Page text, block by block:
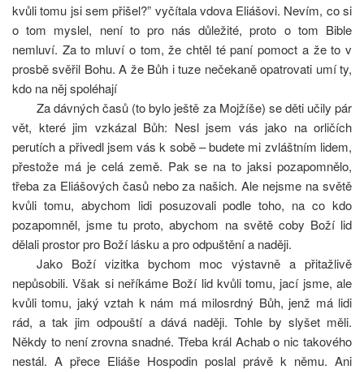
kvůli tomu jsi sem přišel?” vyčítala vdova Eliášovi. Nevím, co si
o tom myslel, není to pro nás důležité, proto o tom Bible
nemluví. Za to mluví o tom, že chtěl té paní pomoct a že to v
prosbě svěřil Bohu. A že Bůh i tuze nečekaně opatrovati umí ty,
kdo na něj spoléhají
Za dávných časů (to bylo ještě za Mojžíše) se děti učily pár
vět, které jim vzkázal Bůh: Nesl jsem vás jako na orličích
perutích a přivedl jsem vás k sobě – budete mi zvláštním lidem,
přestože má je celá země. Pak se na to jaksi pozapomnělo,
třeba za Eliášových časů nebo za našich. Ale nejsme na světě
kvůli tomu, abychom lidi posuzovali podle toho, na co kdo
pozapomněl, jsme tu proto, abychom na světě coby Boží lid
dělali prostor pro Boží lásku a pro odpuštění a naději.
Jako Boží vizitka bychom moc výstavně a přitažlivě
nepůsobili. Však si neříkáme Boží lid kvůli tomu, jací jsme, ale
kvůli tomu, jaký vztah k nám má milosrdný Bůh, jenž má lidi
rád, a tak jim odpouští a dává naději. Tohle by slyšet měli.
Někdy to není zrovna snadné. Třeba král Achab o nic takového
nestál. A přece Eliáše Hospodin poslal právě k němu. Ani